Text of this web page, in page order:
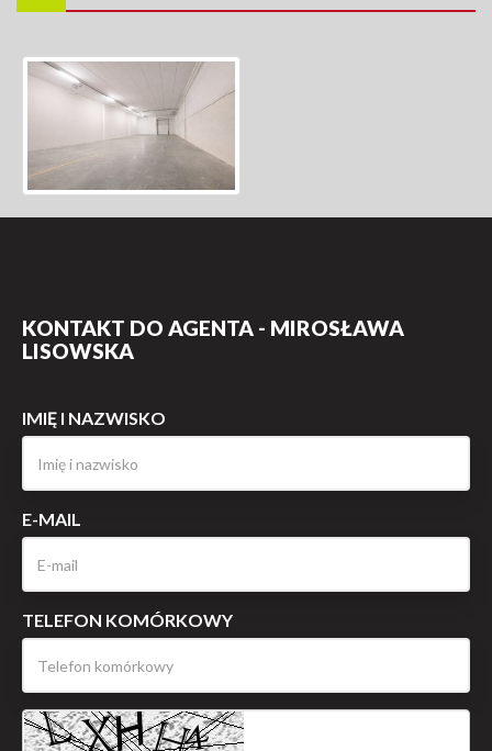
KONTAKT DO AGENTA - MIROSŁAWA
LISOWSKA
IMIĘ I NAZWISKO
E-MAIL
TELEFON KOMÓRKOWY